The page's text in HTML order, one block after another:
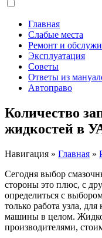
Главная
Слабые места
Ремонт и
Эксплуатация
Советы
Ответы из
Автоправо
Количество
жидкостей в
Навигация » Главная »
Сегодня выбор
стороны это плюс, с
определиться с
только работа узла,
машины в целом.
производителями,